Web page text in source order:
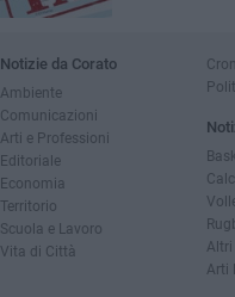
Notizie da Corato
Ambiente
Comunicazioni
Arti e Professioni
Editoriale
Economia
Territorio
Scuola e Lavoro
Vita di Città
Arti